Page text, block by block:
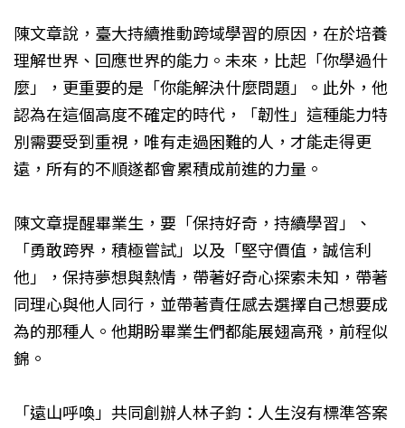
陳文章說，臺大持續推動跨域學習的原因，在於培養
理解世界、回應世界的能力。未來，比起「你學過什
麼」，更重要的是「你能解決什麼問題」。此外，他
認為在這個高度不確定的時代，「韌性」這種能力特
別需要受到重視，唯有走過困難的人，才能走得更
遠，所有的不順遂都會累積成前進的力量。
陳文章提醒畢業生，要「保持好奇，持續學習」、
「勇敢跨界，積極嘗試」以及「堅守價值，誠信利
他」，保持夢想與熱情，帶著好奇心探索未知，帶著
同理心與他人同行，並帶著責任感去選擇自己想要成
為的那種人。他期盼畢業生們都能展翅高飛，前程似
錦。
「遠山呼喚」共同創辦人林子鈞：人生沒有標準答案